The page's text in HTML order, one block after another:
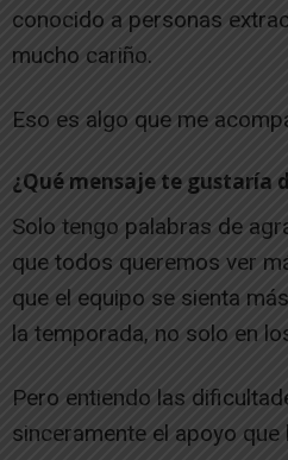
conocido a personas
mucho cariño.
Eso es algo que me
¿Qué mensaje te gustaría
Solo tengo palabras de
que todos queremos ver
que el equipo se sienta
la temporada, no solo en
Pero entiendo las
sinceramente el apoyo